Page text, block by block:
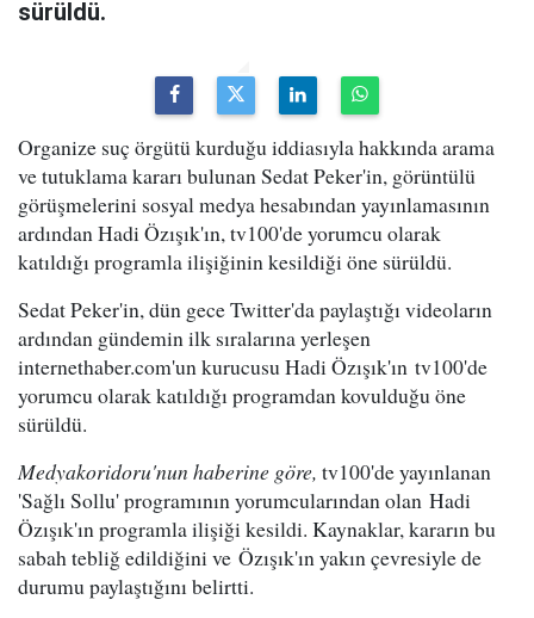
sürüldü.
Organize suç örgütü kurduğu iddiasıyla hakkında arama
ve tutuklama kararı bulunan Sedat Peker'in, görüntülü
görüşmelerini sosyal medya hesabından yayınlamasının
ardından Hadi Özışık'ın, tv100'de yorumcu olarak
katıldığı programla ilişiğinin kesildiği öne sürüldü.
Sedat Peker'in, dün gece Twitter'da paylaştığı videoların
ardından gündemin ilk sıralarına yerleşen
internethaber.com'un kurucusu Hadi Özışık'ın tv100'de
yorumcu olarak katıldığı programdan kovulduğu öne
sürüldü.
Medyakoridoru'nun haberine göre, tv100'de yayınlanan
'Sağlı Sollu' programının yorumcularından olan Hadi
Özışık'ın programla ilişiği kesildi. Kaynaklar, kararın bu
sabah tebliğ edildiğini ve Özışık'ın yakın çevresiyle de
durumu paylaştığını belirtti.